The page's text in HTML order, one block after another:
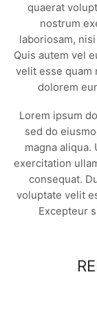
quaerat
nostrum
laboriosam,
Quis autem vel
velit esse quam
dolorem
Lorem ipsum
sed do
magna aliqua.
exercitation
consequat.
voluptate velit
Excepteur